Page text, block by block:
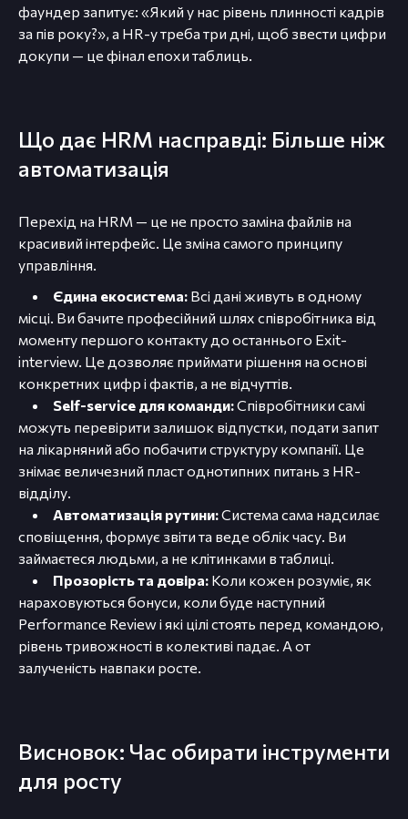
фаундер запитує: «Який у нас рівень плинності кадрів
за пів року?», а HR-у треба три дні, щоб звести цифри
докупи — це фінал епохи таблиць.
Що дає HRM насправді: Більше ніж
автоматизація
Перехід на HRM — це не просто заміна файлів на
красивий інтерфейс. Це зміна самого принципу
управління.
Єдина екосистема: Всі дані живуть в одному
місці. Ви бачите професійний шлях співробітника від
моменту першого контакту до останнього Exit-
interview. Це дозволяє приймати рішення на основі
конкретних цифр і фактів, а не відчуттів.
Self-service для команди:Співробітники самі
можуть перевірити залишок відпустки, подати запит
на лікарняний або побачити структуру компанії. Це
знімає величезний пласт однотипних питань з HR-
відділу.
Автоматизація рутини:Система сама надсилає
сповіщення, формує звіти та веде облік часу. Ви
займаєтеся людьми, а не клітинками в таблиці.
Прозорість та довіра: Коли кожен розуміє, як
нараховуються бонуси, коли буде наступний
Performance Review і які цілі стоять перед командою,
рівень тривожності в колективі падає. А от
залученість навпаки росте.
Висновок: Час обирати інструменти
для росту